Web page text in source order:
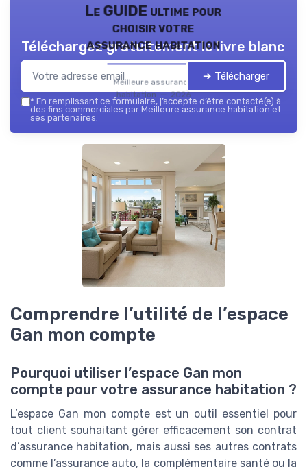
Le GUIDE ultime pour
choisir votre
assurance habitation
Meilleure assurance
habitation — 2026
Téléchargez gratuitement le livre blanc
➔ Télécharger
* En remplissant ce formulaire, j’accepte d’être contacté(e) à
des fins commerciales par Meilleure assurance habitation et
ses partenaires.
Comprendre l’utilité de l’espace
Gan mon compte
Pourquoi utiliser l’espace Gan mon
compte pour votre assurance habitation ?
L’espace Gan mon compte est un outil essentiel pour
tout client souhaitant gérer efficacement son contrat
d’assurance habitation, mais aussi ses autres contrats
comme l’assurance auto, la complémentaire santé ou la